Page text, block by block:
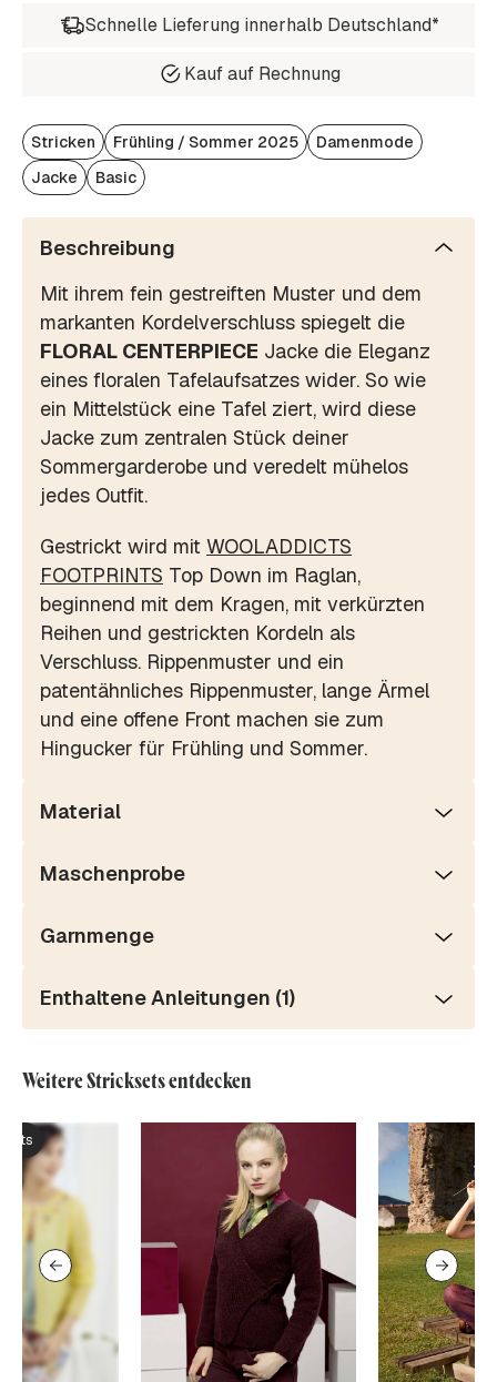
Schnelle Lieferung innerhalb Deutschland*
Kauf auf Rechnung
Stricken Frühling / Sommer 2025
Damenmode
Jacke
Basic
Beschreibung
Mit ihrem fein gestreiften Muster und dem
markanten Kordelverschluss spiegelt die
FLORAL CENTERPIECE Jacke die Eleganz
eines floralen Tafelaufsatzes wider. So wie
ein Mittelstück eine Tafel ziert, wird diese
Jacke zum zentralen Stück deiner
Sommergarderobe und veredelt mühelos
jedes Outfit.
Gestrickt wird mit WOOLADDICTS
FOOTPRINTS Top Down im Raglan,
beginnend mit dem Kragen, mit verkürzten
Reihen und gestrickten Kordeln als
Verschluss. Rippenmuster und ein
patentähnliches Rippenmuster, lange Ärmel
und eine offene Front machen sie zum
Hingucker für Frühling und Sommer.
Material
Maschenprobe
Garnmenge
Enthaltene Anleitungen (1)
Weitere Stricksets entdecken